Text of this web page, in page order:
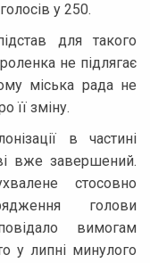
у 250.
для такого
не підлягає
міська рада не
її зміну.
в частині
вже завершений.
стосовно
голови
вимогам
у липні минулого